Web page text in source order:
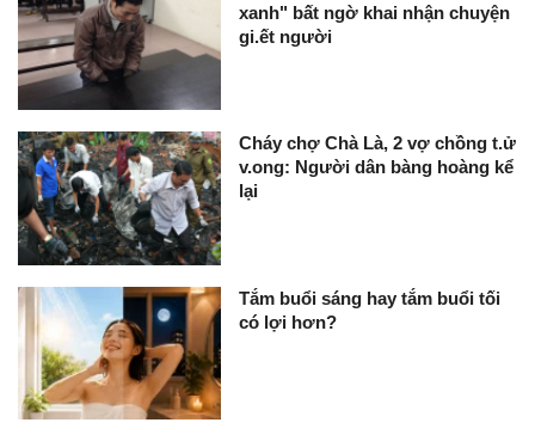
xanh" bất ngờ khai nhận chuyện
gi.ết người
Cháy chợ Chà Là, 2 vợ chồng t.ử
v.ong: Người dân bàng hoàng kể
lại
Tắm buổi sáng hay tắm buổi tối
có lợi hơn?